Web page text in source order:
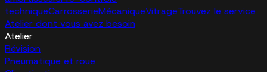
techniqueCarrosserieMécaniqueVitrageTrouvez le service
Atelier dont vous avez besoin
Atelier
Révision
Pneumatique et roue